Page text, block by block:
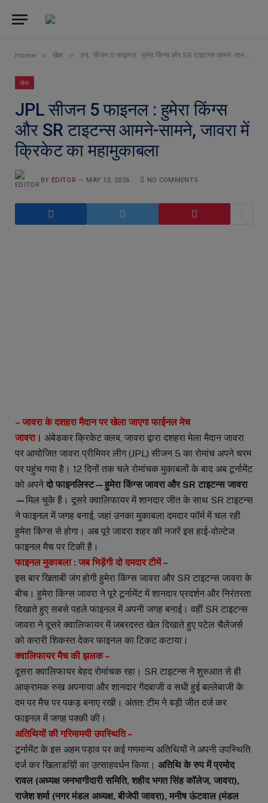
Home » खेल » JPL सीजन 5 फाइनल : हुमेरा किंग्स और SR टाइटन्स आमने-सामने, जावरा में क्रिकेट का महामुकाबला
खेल
JPL सीजन 5 फाइनल : हुमेरा किंग्स
और SR टाइटन्स आमने-सामने, जावरा में
क्रिकेट का महामुकाबला
BY EDITOR MAY 13, 2026 NO COMMENTS
– जावरा के दशहरा मैदान पर खेला जाएगा फाईनल मेच
जावरा। अंबेडकर क्रिकेट क्लब, जावरा द्वारा दशहरा मेला मैदान जावरा
पर आयोजित जावरा प्रीमियर लीग (JPL) सीजन 5 का रोमांच अपने चरम
पर पहुंच गया है। 12 दिनों तक चले रोमांचक मुकाबलों के बाद अब टूर्नामेंट
को अपनेदो फाइनलिस्ट—हुमेरा किंग्स जावरा और SR टाइटन्स जावरा
—मिल चुके हैं। दूसरे क्वालिफायर में शानदार जीत के साथ SR टाइटन्स
ने फाइनल में जगह बनाई, जहां उनका मुकाबला दमदार फॉर्म में चल रही
हुमेरा किंग्स से होगा। अब पूरे जावरा शहर की नजरें इस हाई-वोल्टेज
फाइनल मैच पर टिकी हैं।
फाइनल मुकाबला : जब भिड़ेंगी दो दमदार टीमें –
इस बार खिताबी जंग होगी हुमेरा किंग्स जावरा और SR टाइटन्स जावरा के
बीच। हुमेरा किंग्स जावरा ने पूरे टूर्नामेंट में शानदार प्रदर्शन और निरंतरता
दिखाते हुए सबसे पहले फाइनल में अपनी जगह बनाई। वहीं SR टाइटन्स
जावरा ने दूसरे क्वालिफायर में जबरदस्त खेल दिखाते हुए पटेल चैलेंजर्स
को करारी शिकस्त देकर फाइनल का टिकट कटाया।
क्वालिफायर मैच की झलक –
दूसरा क्वालिफायर बेहद रोमांचक रहा। SR टाइटन्स ने शुरुआत से ही
आक्रामक रुख अपनाया और शानदार गेंदबाजी व सधी हुई बल्लेबाजी के
दम पर मैच पर पकड़ बनाए रखी। अंतत: टीम ने बड़ी जीत दर्ज कर
फाइनल में जगह पक्की की।
अतिथियों की गरिमामयी उपस्थिति –
टूर्नामेंट के इस अहम पड़ाव पर कई गणमान्य अतिथियों ने अपनी उपस्थिति
दर्ज कर खिलाडय़िों का उत्साहवर्धन किया। अतिथि के रुप में प्रमोद
रावल (अध्यक्ष जनभागीदारी समिति, शहीद भगत सिंह कॉलेज, जावरा),
राजेश शर्मा (नगर मंडल अध्यक्ष, बीजेपी जावरा), मनीष ऊंटवाल (मंडल